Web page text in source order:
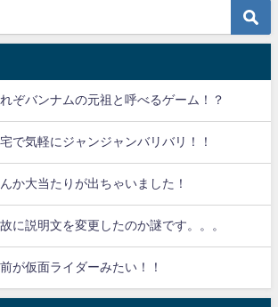
ぞバンナムの元祖と呼べるゲーム！？
で気軽にジャンジャンバリバリ！！
か大当たりが出ちゃいました！
に説明文を変更したのか謎です。。。
が仮面ライダーみたい！！